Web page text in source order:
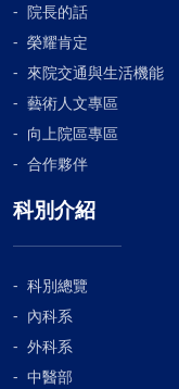
院長的話
榮耀肯定
來院交通與生活機能
藝術人文專區
向上院區專區
合作夥伴
科別介紹
科別總覽
內科系
外科系
中醫部